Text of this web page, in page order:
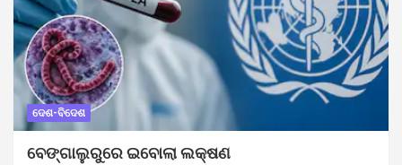
ଦେଶ-ବିଦେଶ
ବେଙ୍ଗାଲୁରୁରେ ଇବୋଲା ଲକ୍ଷଣ